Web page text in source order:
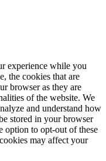
experience while you
the cookies that are
browser as they are
of the website. We
and understand how
stored in your browser
option to opt-out of these
may affect your